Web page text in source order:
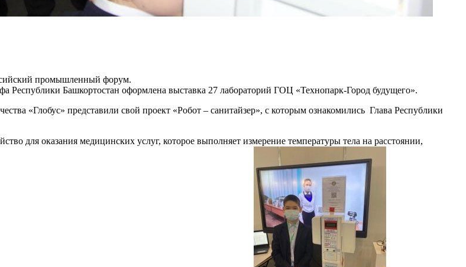
промышленный форум.
Республики Башкортостан оформлена выставка 27 лабораторий ГОЦ «Технопарк-Город будущего».
«Глобус» представили свой проект «Робот – санитайзер», с которым ознакомились Глава Республики
для оказания медицинских услуг, которое выполняет измерение температуры тела на расстоянии,